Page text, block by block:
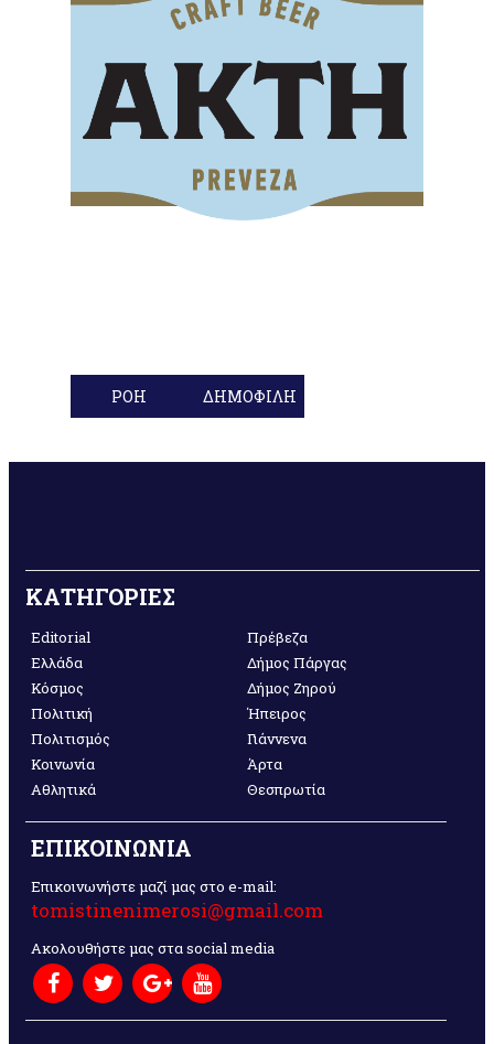
ΡΟΗ ΔΗΜΟΦΙΛΗ
ΚΑΤΗΓΟΡΙΕΣ
Editorial
Ελλάδα
Κόσμος
Πολιτική
Πολιτισμός
Κοινωνία
Αθλητικά
Πρέβεζα
Δήμος Πάργας
Δήμος Ζηρού
Ήπειρος
Γιάννενα
Άρτα
Θεσπρωτία
ΕΠΙΚΟΙΝΩΝΙΑ
Επικοινωνήστε μαζί μας στο e-mail:
tomistinenimerosi@gmail.com
Ακολουθήστε μας στα social media